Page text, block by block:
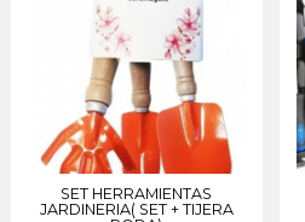
SET HERRAMIENTAS
JARDINERIA( SET + TIJERA